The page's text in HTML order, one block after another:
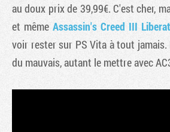
au doux prix de 39,99€. C'est cher,
et même Assassin's Creed III
voir rester sur PS Vita à tout
du mauvais, autant le mettre avec